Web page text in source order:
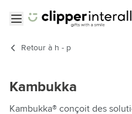
Retour à h - p
Kambukka
Kambukka® conçoit des